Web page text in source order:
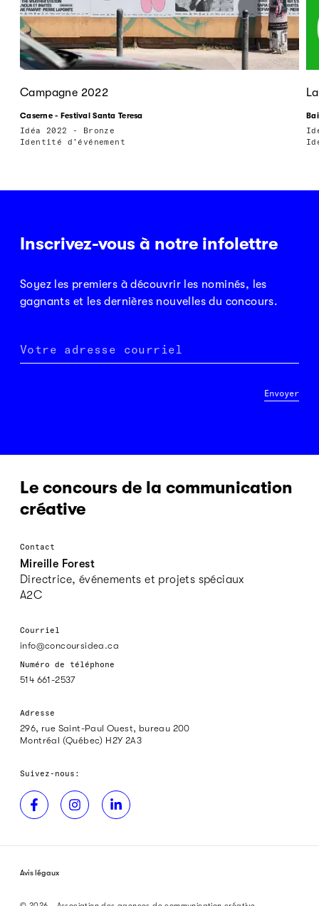
Campagne 2022
Caserne - Festival Santa Teresa
Idéa 2022 - Bronze
Identité d’événement
Inscrivez-vous à notre infolettre
Soyez les premiers à découvrir les nominés, les
gagnants et les dernières nouvelles du concours.
Votre adresse courriel
Envoyer
Le concours de la communication
créative
Contact
Mireille Forest
Directrice, événements et projets spéciaux
A2C
Courriel
info@concoursidea.ca
Numéro de téléphone
514 661-2537
Adresse
296, rue Saint-Paul Ouest, bureau 200
Montréal (Québec) H2Y 2A3
Suivez-nous:
Avis légaux